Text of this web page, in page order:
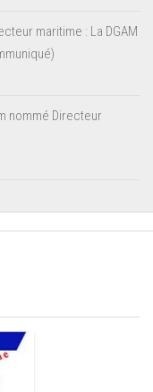
maritime : La DGAM
nommé Directeur